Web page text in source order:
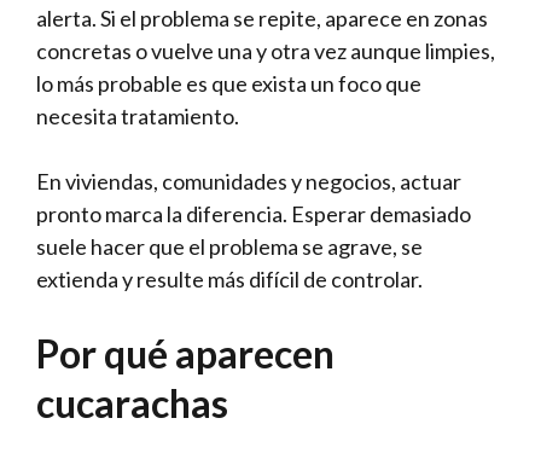
alerta. Si el problema se repite, aparece en zonas
concretas o vuelve una y otra vez aunque limpies,
lo más probable es que exista un foco que
necesita tratamiento.
En viviendas, comunidades y negocios, actuar
pronto marca la diferencia. Esperar demasiado
suele hacer que el problema se agrave, se
extienda y resulte más difícil de controlar.
Por qué aparecen
cucarachas